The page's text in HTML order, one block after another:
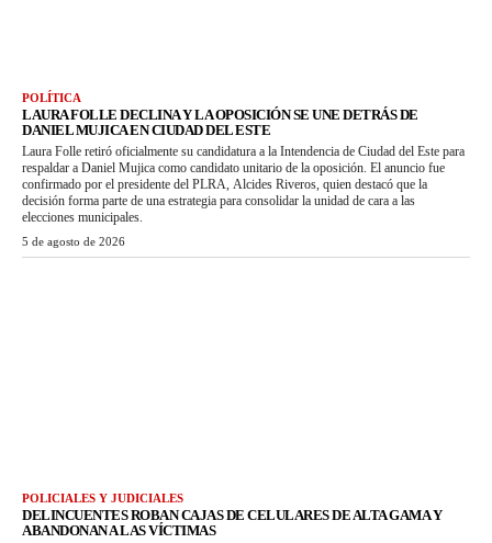
POLÍTICA
LAURA FOLLE DECLINA Y LA OPOSICIÓN SE UNE DETRÁS DE
DANIEL MUJICA EN CIUDAD DEL ESTE
Laura Folle retiró oficialmente su candidatura a la Intendencia de Ciudad del Este para
respaldar a Daniel Mujica como candidato unitario de la oposición. El anuncio fue
confirmado por el presidente del PLRA, Alcides Riveros, quien destacó que la
decisión forma parte de una estrategia para consolidar la unidad de cara a las
elecciones municipales.
5 de agosto de 2026
POLICIALES Y JUDICIALES
DELINCUENTES ROBAN CAJAS DE CELULARES DE ALTA GAMA Y
ABANDONAN A LAS VÍCTIMAS